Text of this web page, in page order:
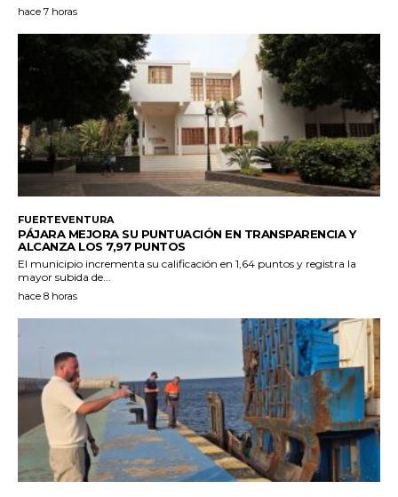
hace 7 horas
FUERTEVENTURA
PÁJARA MEJORA SU PUNTUACIÓN EN TRANSPARENCIA Y
ALCANZA LOS 7,97 PUNTOS
El municipio incrementa su calificación en 1,64 puntos y registra la
mayor subida de...
hace 8 horas